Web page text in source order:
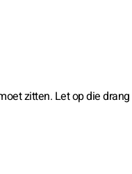
zitten. Let op die